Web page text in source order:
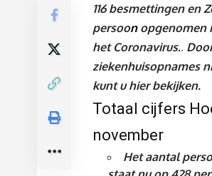
116 besmettingen en
persoon opgenomen
het Coronavirus..
ziekenhuisopnames
kunt uhierbekijken.
Totaal cijfers
november
Het aantal